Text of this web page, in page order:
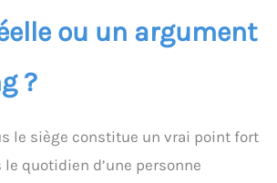
ou un argument
?
le siège constitue un vrai point fort
quotidien d’une personne